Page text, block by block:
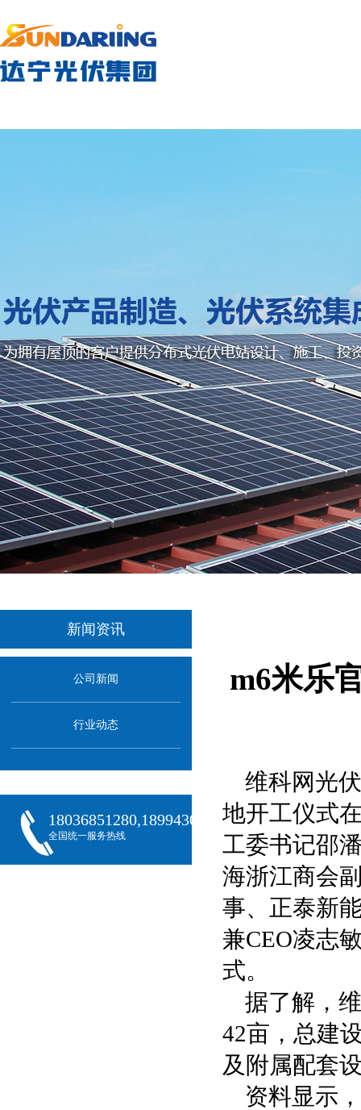
新闻资讯
公司新闻
行业动态
18036851280,18994301288,18068407382
全国统一服务热线
m6米乐
维科网光
地开工仪式
工委书记邵
海浙江商会
事、正泰新
兼CEO凌志
式。
据了解，
42亩，总建
及附属配套
资料显示